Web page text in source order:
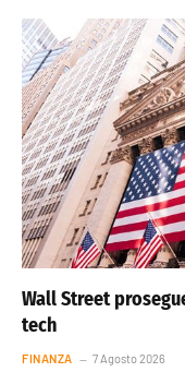
Wall Street
tech
FINANZA 7 Agosto 2026